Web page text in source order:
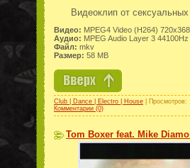
Видеоклип от сексуальных
Видео: MPEG4 Video (H264)
Аудио: MPEG Audio Layer 3
Файл: mkv
Размер: 58 MB
Club | Dance | Electro | House |
Комментарии (0)
Tom Boxer feat. Mike